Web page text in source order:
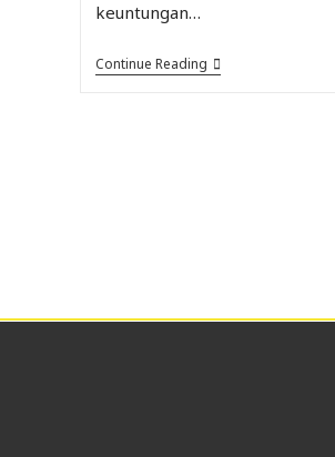
keuntungan…
Continue Reading